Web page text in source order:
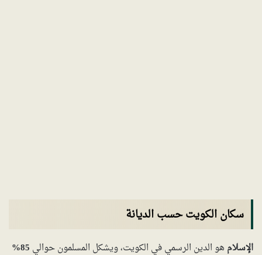
سكان الكويت حسب الديانة
الإسلام هو الدين الرسمي في الكويت، ويشكل المسلمون حوالي 85%